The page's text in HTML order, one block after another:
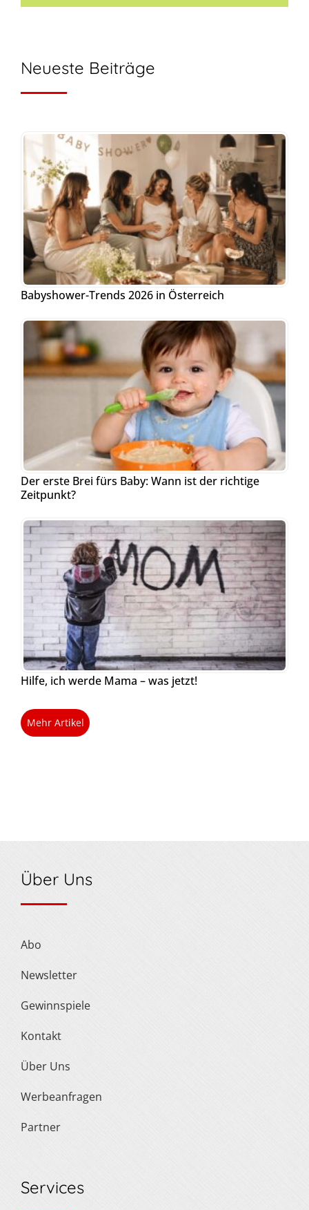
Neueste Beiträge
Babyshower-Trends 2026 in Österreich
Der erste Brei fürs Baby: Wann ist der richtige
Zeitpunkt?
Hilfe, ich werde Mama – was jetzt!
Mehr Artikel
Über Uns
Abo
Newsletter
Gewinnspiele
Kontakt
Über Uns
Werbeanfragen
Partner
Services